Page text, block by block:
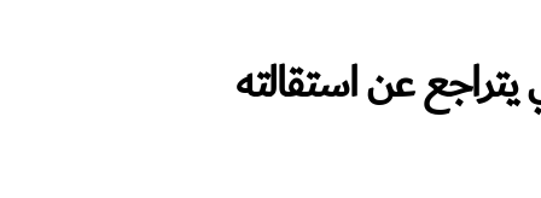
يتراجع عن استقالته